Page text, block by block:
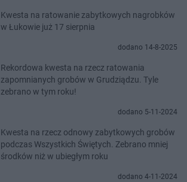
Kwesta na ratowanie zabytkowych nagrobków
w Łukowie już 17 sierpnia
dodano 14-8-2025
Rekordowa kwesta na rzecz ratowania
zapomnianych grobów w Grudziądzu. Tyle
zebrano w tym roku!
dodano 5-11-2024
Kwesta na rzecz odnowy zabytkowych grobów
podczas Wszystkich Świętych. Zebrano mniej
środków niż w ubiegłym roku
dodano 4-11-2024